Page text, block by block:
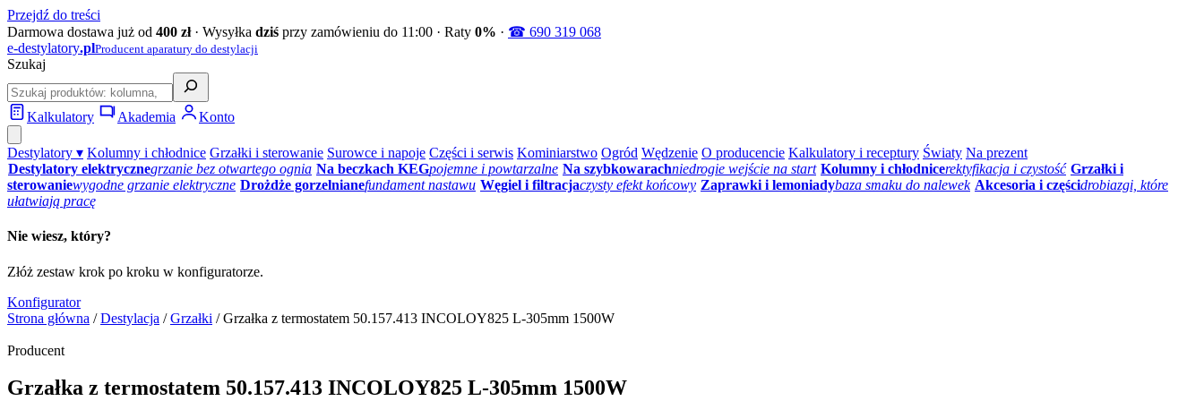
Przejdź do treści
Darmowa dostawa już od 400 zł· Wysyłka dziś przy zamówieniu do 11:00 · Raty 0% · ☎ 690 319 068
e‑destylatory.plProducent aparatury do destylacji
Szukaj
Kalkulatory Akademia Konto
Destylatory ▾ Kolumny i chłodnice Grzałki i sterowanie Surowce i napoje Części i serwis Kominiarstwo Ogród Wędzenie O producencie Kalkulatory i receptury Światy Na prezent
Destylatory elektrycznegrzanie bez otwartego ognia Na beczkach KEGpojemne i powtarzalne Na szybkowarachniedrogie wejście na start Kolumny i chłodnicerektyfikacja i czystość Grzałki i
sterowaniewygodne grzanie elektryczne Drożdże gorzelnianefundament nastawu Węgiel i filtracjaczysty efekt końcowy Zaprawki i lemoniadybaza smaku do nalewek Akcesoria i częścidrobiazgi, które
ułatwiają pracę
Nie wiesz, który?
Złóż zestaw krok po kroku w konfiguratorze.
Konfigurator
Strona główna /Destylacja /Grzałki / Grzałka z termostatem 50.157.413 INCOLOY825 L-305mm 1500W
Producent
Grzałka z termostatem 50.157.413 INCOLOY825 L-305mm 1500W